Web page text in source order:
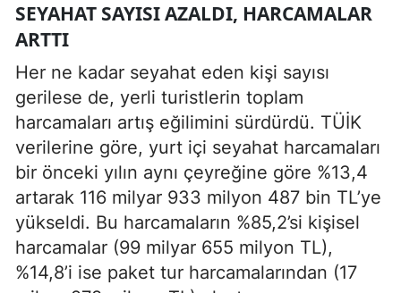
SEYAHAT SAYISI AZALDI, HARCAMALAR
ARTTI
Her ne kadar seyahat eden kişi sayısı
gerilese de, yerli turistlerin toplam
harcamaları artış eğilimini sürdürdü. TÜİK
verilerine göre, yurt içi seyahat harcamaları
bir önceki yılın aynı çeyreğine göre %13,4
artarak 116 milyar 933 milyon 487 bin TL’ye
yükseldi. Bu harcamaların %85,2’si kişisel
harcamalar (99 milyar 655 milyon TL),
%14,8’i ise paket tur harcamalarından (17